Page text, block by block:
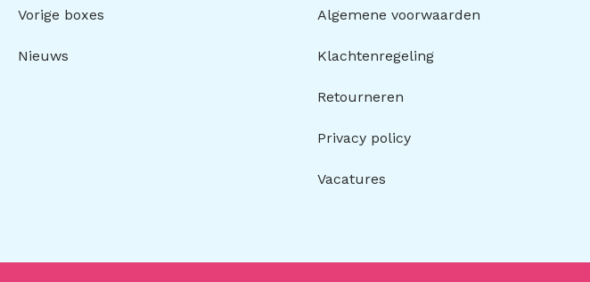
Vorige boxes
Nieuws
Algemene voorwaarden
Klachtenregeling
Retourneren
Privacy policy
Vacatures